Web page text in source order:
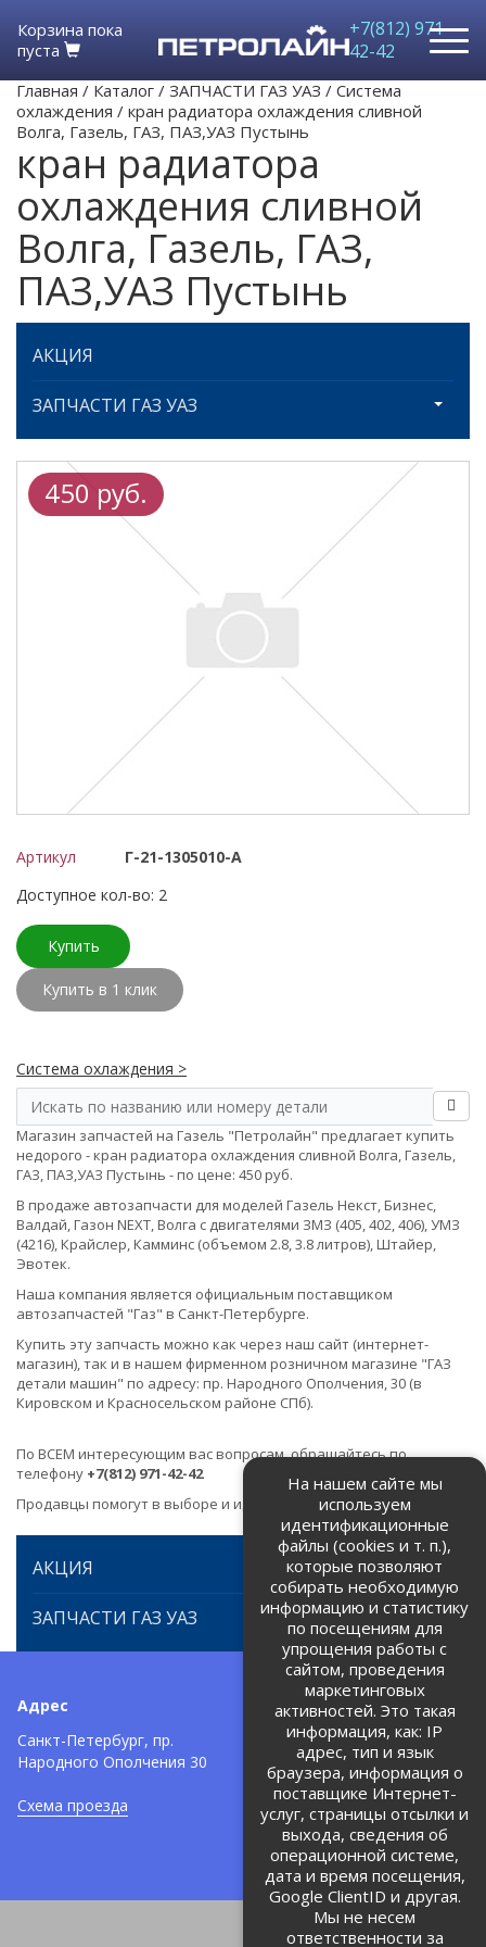
Корзина пока
пуста
+7(812) 971-
42-42
Главная / Каталог / ЗАПЧАСТИ ГАЗ УАЗ / Система
охлаждения / кран радиатора охлаждения сливной
Волга, Газель, ГАЗ, ПАЗ,УАЗ Пустынь
кран радиатора
охлаждения сливной
Волга, Газель, ГАЗ,
ПАЗ,УАЗ Пустынь
АКЦИЯ
ЗАПЧАСТИ ГАЗ УАЗ
450 руб.
Артикул
Г-21-1305010-А
Доступное кол-во: 2
Купить
Купить в 1 клик
Система охлаждения >
Магазин запчастей на Газель "Петролайн" предлагает купить
недорого - кран радиатора охлаждения сливной Волга, Газель,
ГАЗ, ПАЗ,УАЗ Пустынь - по цене: 450 руб.
В продаже автозапчасти для моделей Газель Некст, Бизнес,
Валдай, Газон NEXT, Волга с двигателями ЗМЗ (405, 402, 406), УМЗ
(4216), Крайслер, Камминс (объемом 2.8, 3.8 литров), Штайер,
Эвотек.
Наша компания является официальным поставщиком
автозапчастей "Газ" в Санкт-Петербурге.
Купить эту запчасть можно как через наш сайт (интернет-
магазин), так и в нашем фирменном розничном магазине "ГАЗ
детали машин" по адресу: пр. Народного Ополчения, 30 (в
Кировском и Красносельском районе СПб).
По ВСЕМ интересующим вас вопросам, обращайтесь по
телефону +7(812) 971-42-42
Продавцы помогут в выборе и идентификации товара.
АКЦИЯ
ЗАПЧАСТИ ГАЗ УАЗ
Адрес
Санкт-Петербург, пр.
Народного Ополчения 30
Схема проезда
Телефоны:
+7 (812) 971-42-42
Политика об обработке и
защите персональных данных
Соглашение на обработку
персональных данных
На нашем сайте мы
используем
идентификационные
файлы (cookies и т. п.),
которые позволяют
собирать необходимую
информацию и статистику
по посещениям для
упрощения работы с
сайтом, проведения
маркетинговых
активностей. Это такая
информация, как: IP
адрес, тип и язык
браузера, информация о
поставщике Интернет-
услуг, страницы отсылки и
выхода, сведения об
операционной системе,
дата и время посещения,
Google ClientID и другая.
Мы не несем
ответственности за